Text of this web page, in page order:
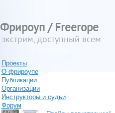
Фрироуп / Freerope
экстрим, доступный всем
Проекты
О фрироупе
Публикации
Организации
Инструкторы и судьи
Форум